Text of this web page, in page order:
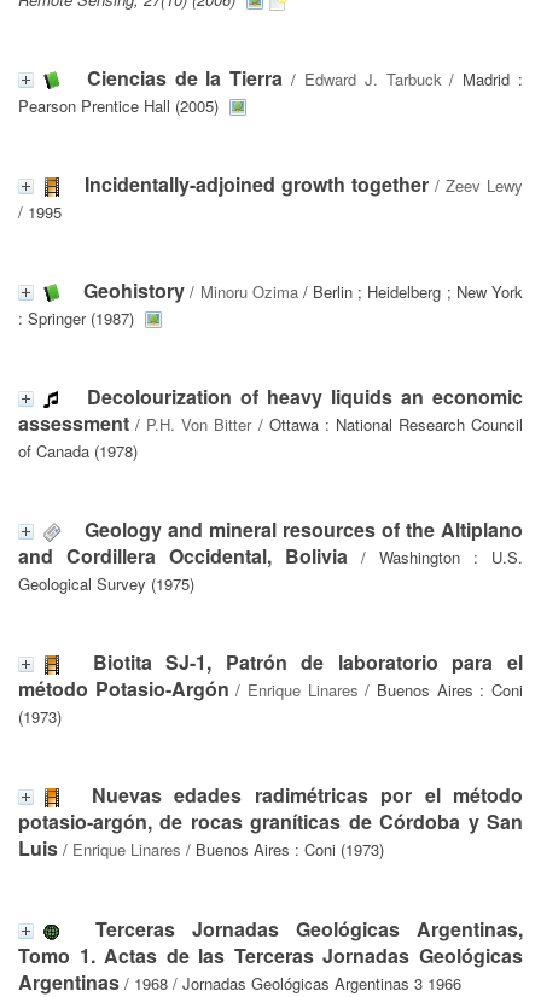
Ciencias de la Tierra / Edward J. Tarbuck/ Madrid :
Pearson Prentice Hall (2005)
Incidentally-adjoined growth together / Zeev Lewy
/ 1995
Geohistory / Minoru Ozima/ Berlin ; Heidelberg ; New York
: Springer (1987)
Decolourization of heavy liquids an economic
assessment / P.H. Von Bitter/ Ottawa : National Research Council
of Canada (1978)
Geology and mineral resources of the Altiplano
and Cordillera Occidental, Bolivia / Washington : U.S.
Geological Survey (1975)
Biotita SJ-1, Patrón de laboratorio para el
método Potasio-Argón / Enrique Linares / Buenos Aires : Coni
(1973)
Nuevas edades radimétricas por el método
potasio-argón, de rocas graníticas de Córdoba y San
Luis / Enrique Linares / Buenos Aires : Coni (1973)
Terceras Jornadas Geológicas Argentinas,
Tomo 1. Actas de las Terceras Jornadas Geológicas
Argentinas / 1968 / Jornadas Geológicas Argentinas 3 1966